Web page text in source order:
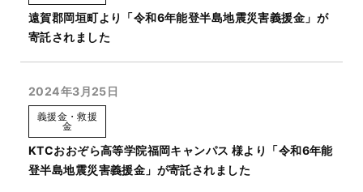
遠賀郡岡垣町より「令和6年能登半島地震災害義援金」が
寄託されました
2024年3月25日
義援金・救援
金
KTCおおぞら高等学院福岡キャンパス 様より「令和6年能
登半島地震災害義援金」が寄託されました